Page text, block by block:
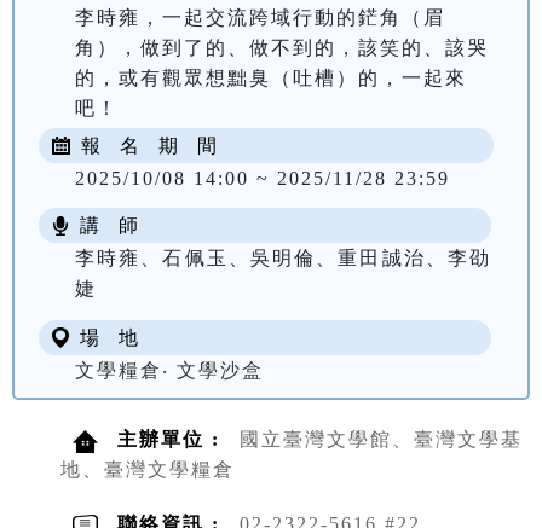
李時雍，一起交流跨域行動的鋩角（眉
角），做到了的、做不到的，該笑的、該哭
的，或有觀眾想黜臭（吐槽）的，一起來
吧！
報 名 期 間
2025/10/08 14:00 ~ 2025/11/28 23:59
講 師
李時雍、石佩玉、吳明倫、重田誠治、李劭
婕
場 地
文學糧倉‧ 文學沙盒
主辦單位 :
國立臺灣文學館、臺灣文學基
地、臺灣文學糧倉